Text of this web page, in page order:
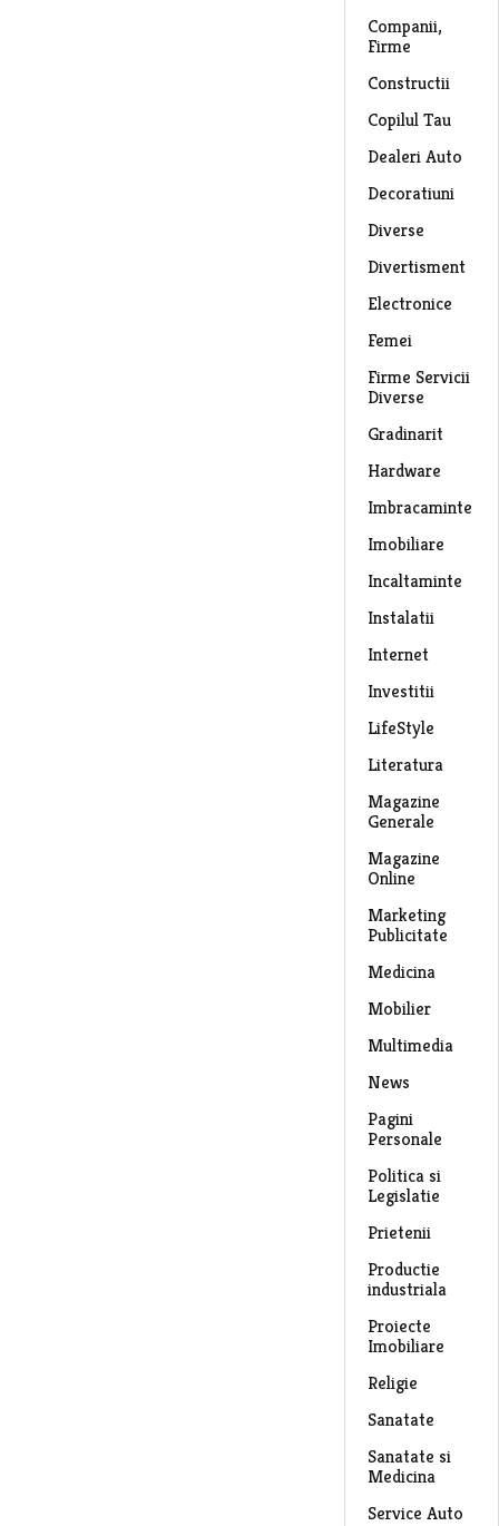
Companii,
Firme
Constructii
Copilul Tau
Dealeri Auto
Decoratiuni
Diverse
Divertisment
Electronice
Femei
Firme Servicii
Diverse
Gradinarit
Hardware
Imbracaminte
Imobiliare
Incaltaminte
Instalatii
Internet
Investitii
LifeStyle
Literatura
Magazine
Generale
Magazine
Online
Marketing
Publicitate
Medicina
Mobilier
Multimedia
News
Pagini
Personale
Politica si
Legislatie
Prietenii
Productie
industriala
Proiecte
Imobiliare
Religie
Sanatate
Sanatate si
Medicina
Service Auto